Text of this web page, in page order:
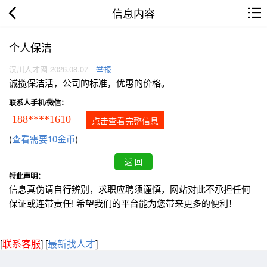
信息内容
个人保洁
汉川人才网 2026.08.07 举报
诚揽保洁活，公司的标准，优惠的价格。
联系人手机/微信：
188****1610 点击查看完整信息
(查看需要10金币)
特此声明：
信息真伪请自行辨别，求职应聘须谨慎，网站对此不承担任何
保证或连带责任! 希望我们的平台能为您带来更多的便利！
[联系客服] [最新找人才]